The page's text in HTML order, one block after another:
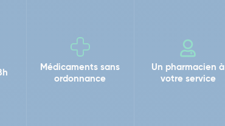
Médicaments sans
ordonnance
Un pharmacien à
votre service